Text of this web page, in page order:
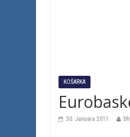
KOŠARKA
30. Januara 2011.